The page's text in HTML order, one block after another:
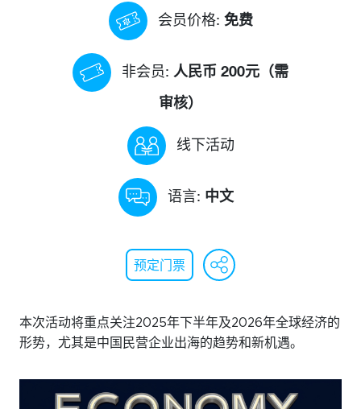
参考文库
订阅周报
会员价格: 免费
非会员: 人民币 200元（需
审核）
线下活动
语言: 中文
预定门票
本次活动将重点关注2025年下半年及2026年全球经济的
形势，尤其是中国民营企业出海的趋势和新机遇。